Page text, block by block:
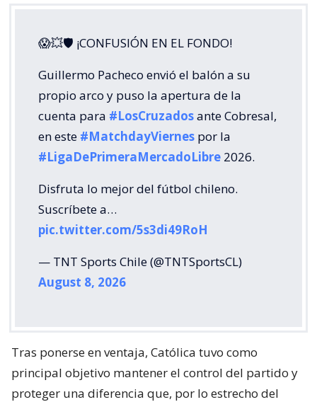
😱💥🛡 ¡CONFUSIÓN EN EL FONDO!
Guillermo Pacheco envió el balón a su
propio arco y puso la apertura de la
cuenta para #LosCruzadosante Cobresal,
en este #MatchdayViernes por la
#LigaDePrimeraMercadoLibre 2026.
Disfruta lo mejor del fútbol chileno.
Suscríbete a…
pic.twitter.com/5s3di49RoH
— TNT Sports Chile (@TNTSportsCL)
August 8, 2026
Tras ponerse en ventaja, Católica tuvo como
principal objetivo mantener el control del partido y
proteger una diferencia que, por lo estrecho del